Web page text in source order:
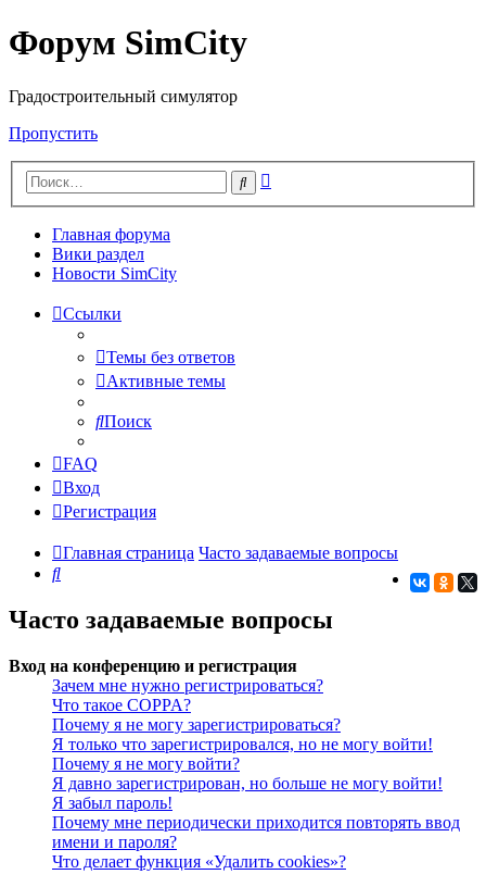
Форум SimCity
Градостроительный симулятор
Пропустить
Поиск
Главная форума
Вики раздел
Новости SimCity
Ссылки
Темы без ответов
Активные темы
Поиск
FAQ
Вход
Регистрация
Главная страница Часто задаваемые вопросы
Поиск
Часто задаваемые вопросы
Вход на конференцию и регистрация
Зачем мне нужно регистрироваться?
Что такое COPPA?
Почему я не могу зарегистрироваться?
Я только что зарегистрировался, но не могу войти!
Почему я не могу войти?
Я давно зарегистрирован, но больше не могу войти!
Я забыл пароль!
Почему мне периодически приходится повторять ввод
имени и пароля?
Что делает функция «Удалить cookies»?